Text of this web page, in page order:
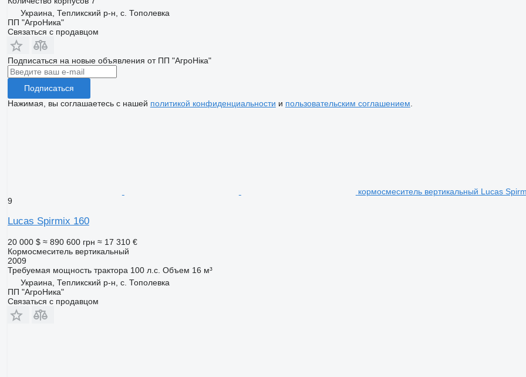
Украина, Тепликский р-н, с. Тополевка
ПП "АгроНика"
Связаться с продавцом
Подписаться на новые объявления от ПП "АгроНіка"
Подписаться
Нажимая, вы соглашаетесь с нашей политикой конфиденциальности и пользовательским соглашением
кормосмеситель вертикальный Lucas
9
Lucas Spirmix 160
20 000 $ ≈ 890 600 грн ≈ 17 310 €
Кормосмеситель вертикальный
2009
Требуемая мощность трактора 100 л.с. Объем 16 м³
Украина, Тепликский р-н, с. Тополевка
ПП "АгроНика"
Связаться с продавцом